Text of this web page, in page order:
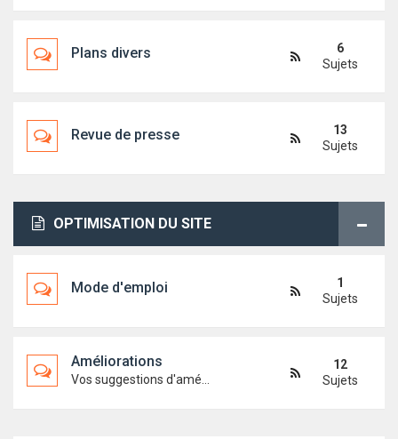
Plans divers
6
Sujets
Revue de presse
13
Sujets
OPTIMISATION DU SITE
Mode d'emploi
1
Sujets
Améliorations
12
Sujets